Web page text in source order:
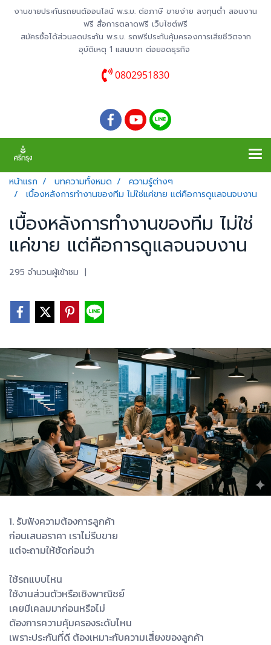
งานขายประกันรถยนต์ออนไลน์ พ.ร.บ. ต่อภาษี ขายง่าย ลงทุนต่ำ สอนงาน
ฟรี สื่อการตลาดฟรี เว็บไซต์ฟรี
สมัครซื้อได้ส่วนลดประกัน พ.ร.บ. รถฟรีประกันคุ้มครองการเสียชีวิตจาก
อุบัติเหตุ 1 แสนบาท ต่อยอดธุรกิจ
0802951830
หน้าแรก บทความทั้งหมด
ความรู้ต่างๆ
เบื้องหลังการทำงานของทีม ไม่ใช่แค่ขาย แต่คือการดูแลจนจบงาน
เบื้องหลังการทำงานของทีม ไม่ใช่
แค่ขาย แต่คือการดูแลจนจบงาน
295 จำนวนผู้เข้าชม |
1. รับฟังความต้องการลูกค้า
ก่อนเสนอราคา เราไม่รีบขาย
แต่จะถามให้ชัดก่อนว่า
ใช้รถแบบไหน
ใช้งานส่วนตัวหรือเชิงพาณิชย์
เคยมีเคลมมาก่อนหรือไม่
ต้องการความคุ้มครองระดับไหน
เพราะประกันที่ดี ต้องเหมาะกับความเสี่ยงของลูกค้า